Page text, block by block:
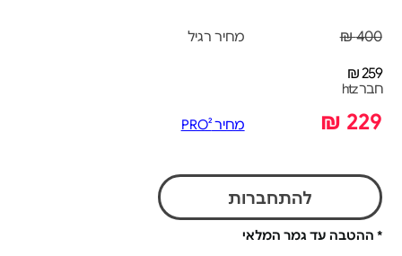
400 ₪ מחיר רגיל
259 ₪
חבר htz
229 ₪ מחיר PRO²
להתחברות
* ההטבה עד גמר המלאי